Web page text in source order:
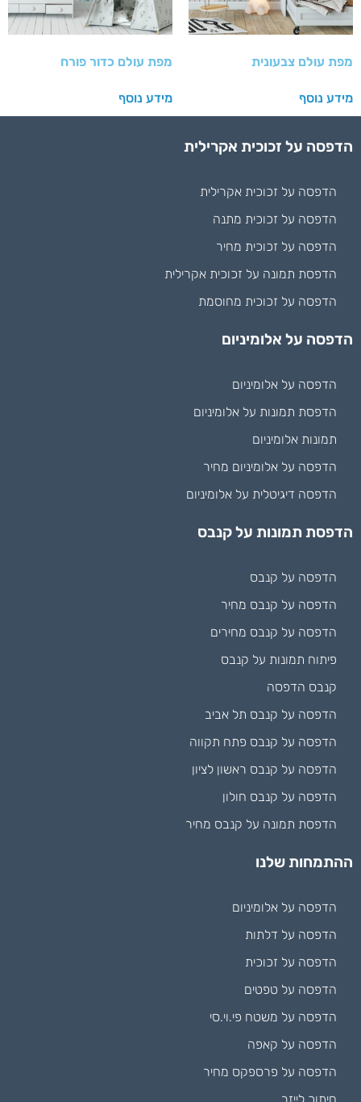
מפת עולם צבעונית
מידע נוסף
מפת עולם כדור פורח
מידע נוסף
הדפסה על זכוכית אקרילית
הדפסה על זכוכית אקרילית
הדפסה על זכוכית מתנה
הדפסה על זכוכית מחיר
הדפסת תמונה על זכוכית אקרילית
הדפסה על זכוכית מחוסמת
הדפסה על אלומיניום
הדפסה על אלומיניום
הדפסת תמונות על אלומיניום
תמונות אלומיניום
הדפסה על אלומיניום מחיר
הדפסה דיגיטלית על אלומיניום
הדפסת תמונות על קנבס
הדפסה על קנבס
הדפסה על קנבס מחיר
הדפסה על קנבס מחירים
פיתוח תמונות על קנבס
קנבס הדפסה
הדפסה על קנבס תל אביב
הדפסה על קנבס פתח תקווה
הדפסה על קנבס ראשון לציון
הדפסה על קנבס חולון
הדפסת תמונה על קנבס מחיר
ההתמחות שלנו
הדפסה על אלומיניום
הדפסה על דלתות
הדפסה על זכוכית
הדפסה על טפטים
הדפסה על משטח פי.וי.סי
הדפסה על קאפה
הדפסה על פרספקס מחיר
חיתוך לייזר